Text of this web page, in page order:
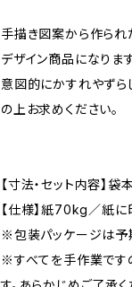
手描き図案から作られ
デザイン商品になります
意図的にかすれやずら
の上お求めください。
【寸法・セット内容】
【仕様】紙70kg／紙に
※包装パッケージは予
※すべてを手作業です